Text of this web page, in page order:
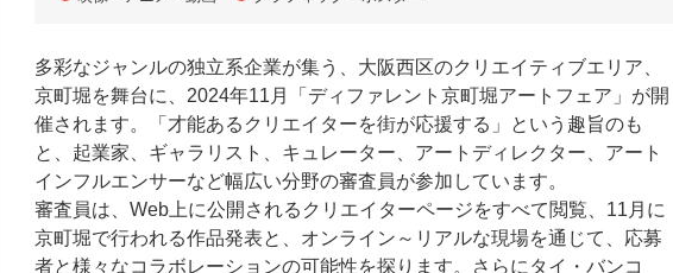
多彩なジャンルの独立系企業が集う、大阪西区のクリエイティブエリア、
京町堀を舞台に、2024年11月「ディファレント京町堀アートフェア」が開
催されます。「才能あるクリエイターを街が応援する」という趣旨のも
と、起業家、ギャラリスト、キュレーター、アートディレクター、アート
インフルエンサーなど幅広い分野の審査員が参加しています。
審査員は、Web上に公開されるクリエイターページをすべて閲覧、11月に
京町堀で行われる作品発表と、オンライン～リアルな現場を通じて、応募
者と様々なコラボレーションの可能性を探ります。さらにタイ・バンコ